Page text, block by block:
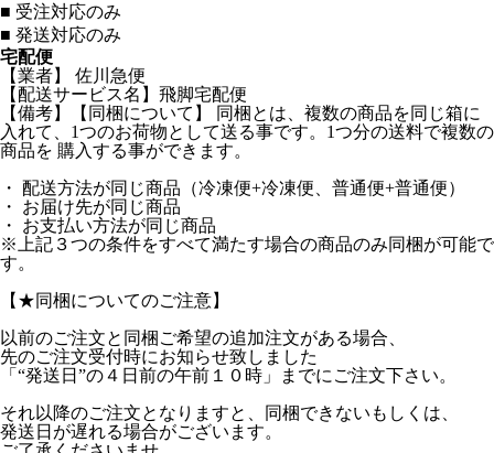
■ 受注対応のみ
■ 発送対応のみ
宅配便
【業者】 佐川急便
【配送サービス名】飛脚宅配便
【備考】【同梱について】 同梱とは、複数の商品を同じ箱に
入れて、1つのお荷物として送る事です。1つ分の送料で複数の
商品を 購入する事ができます。
・ 配送方法が同じ商品（冷凍便+冷凍便、普通便+普通便）
・ お届け先が同じ商品
・ お支払い方法が同じ商品
※上記３つの条件をすべて満たす場合の商品のみ同梱が可能で
す。
【★同梱についてのご注意】
以前のご注文と同梱ご希望の追加注文がある場合、
先のご注文受付時にお知らせ致しました
「“発送日”の４日前の午前１０時」までにご注文下さい。
それ以降のご注文となりますと、同梱できないもしくは、
発送日が遅れる場合がございます。